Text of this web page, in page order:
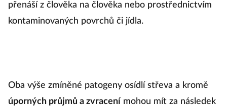
přenáší z člověka na člověka nebo prostřednictvím
kontaminovaných povrchů či jídla.
Oba výše zmíněné patogeny osídlí střeva a kromě
úporných průjmů a zvracení mohou mít za následek